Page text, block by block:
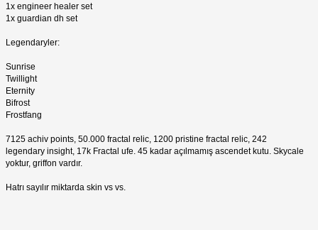
1x engineer healer set
1x guardian dh set
Legendaryler:
Sunrise
Twillight
Eternity
Bifrost
Frostfang
7125 achiv points, 50.000 fractal relic, 1200 pristine fractal relic, 242
legendary insight, 17k Fractal ufe. 45 kadar açılmamış ascendet kutu. Skycale
yoktur, griffon vardır.
Hatrı sayılır miktarda skin vs vs.